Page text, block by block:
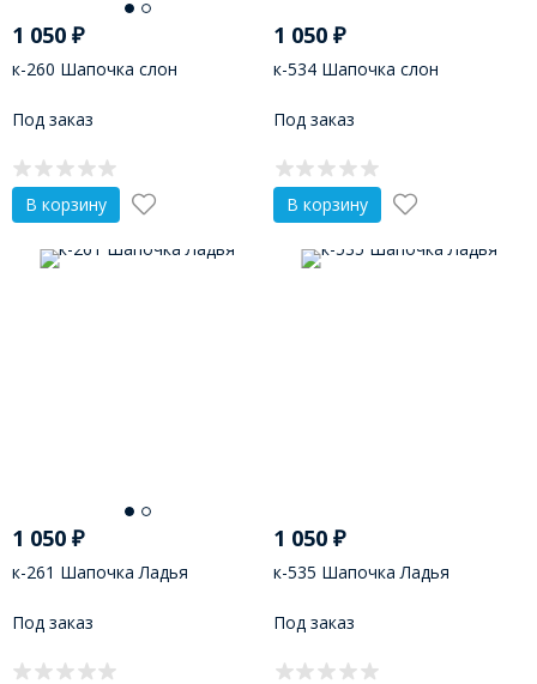
1 050 ₽
к-260 Шапочка слон
Под заказ
В корзину
1 050₽
к-534 Шапочка слон
Под заказ
В корзину
1 050 ₽
к-261 Шапочка Ладья
Под заказ
1 050₽
к-535 Шапочка Ладья
Под заказ